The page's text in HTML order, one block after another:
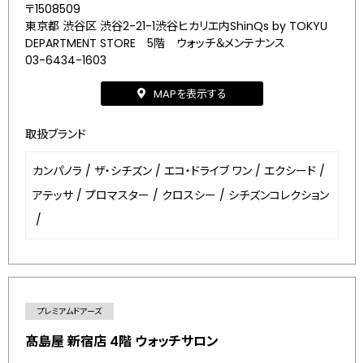
〒1508509
東京都 渋谷区 渋谷2-21-1渋谷ヒカリエ内ShinQs by TOKYU
DEPARTMENT STORE 5階 ウォッチ＆メンテナンス
03-6434-1603
MAPを表示する
取扱ブランド
カンパノラ / ザ・シチズン / エコ・ドライブ ワン / エクシード /
アテッサ / プロマスター / クロスシー / シチズンコレクション
/
プレミアムドアーズ
髙島屋 新宿店 4階 ウォッチサロン